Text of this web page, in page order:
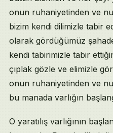
onun ruhaniyetinden ve
bizim kendi dilimizle tabir
olarak gördüğümüz
kendi tabirimizle tabir
çıplak gözle ve elimizle
onun ruhaniyetinden ve
bu manada varlığın
O yaratılış varlığının